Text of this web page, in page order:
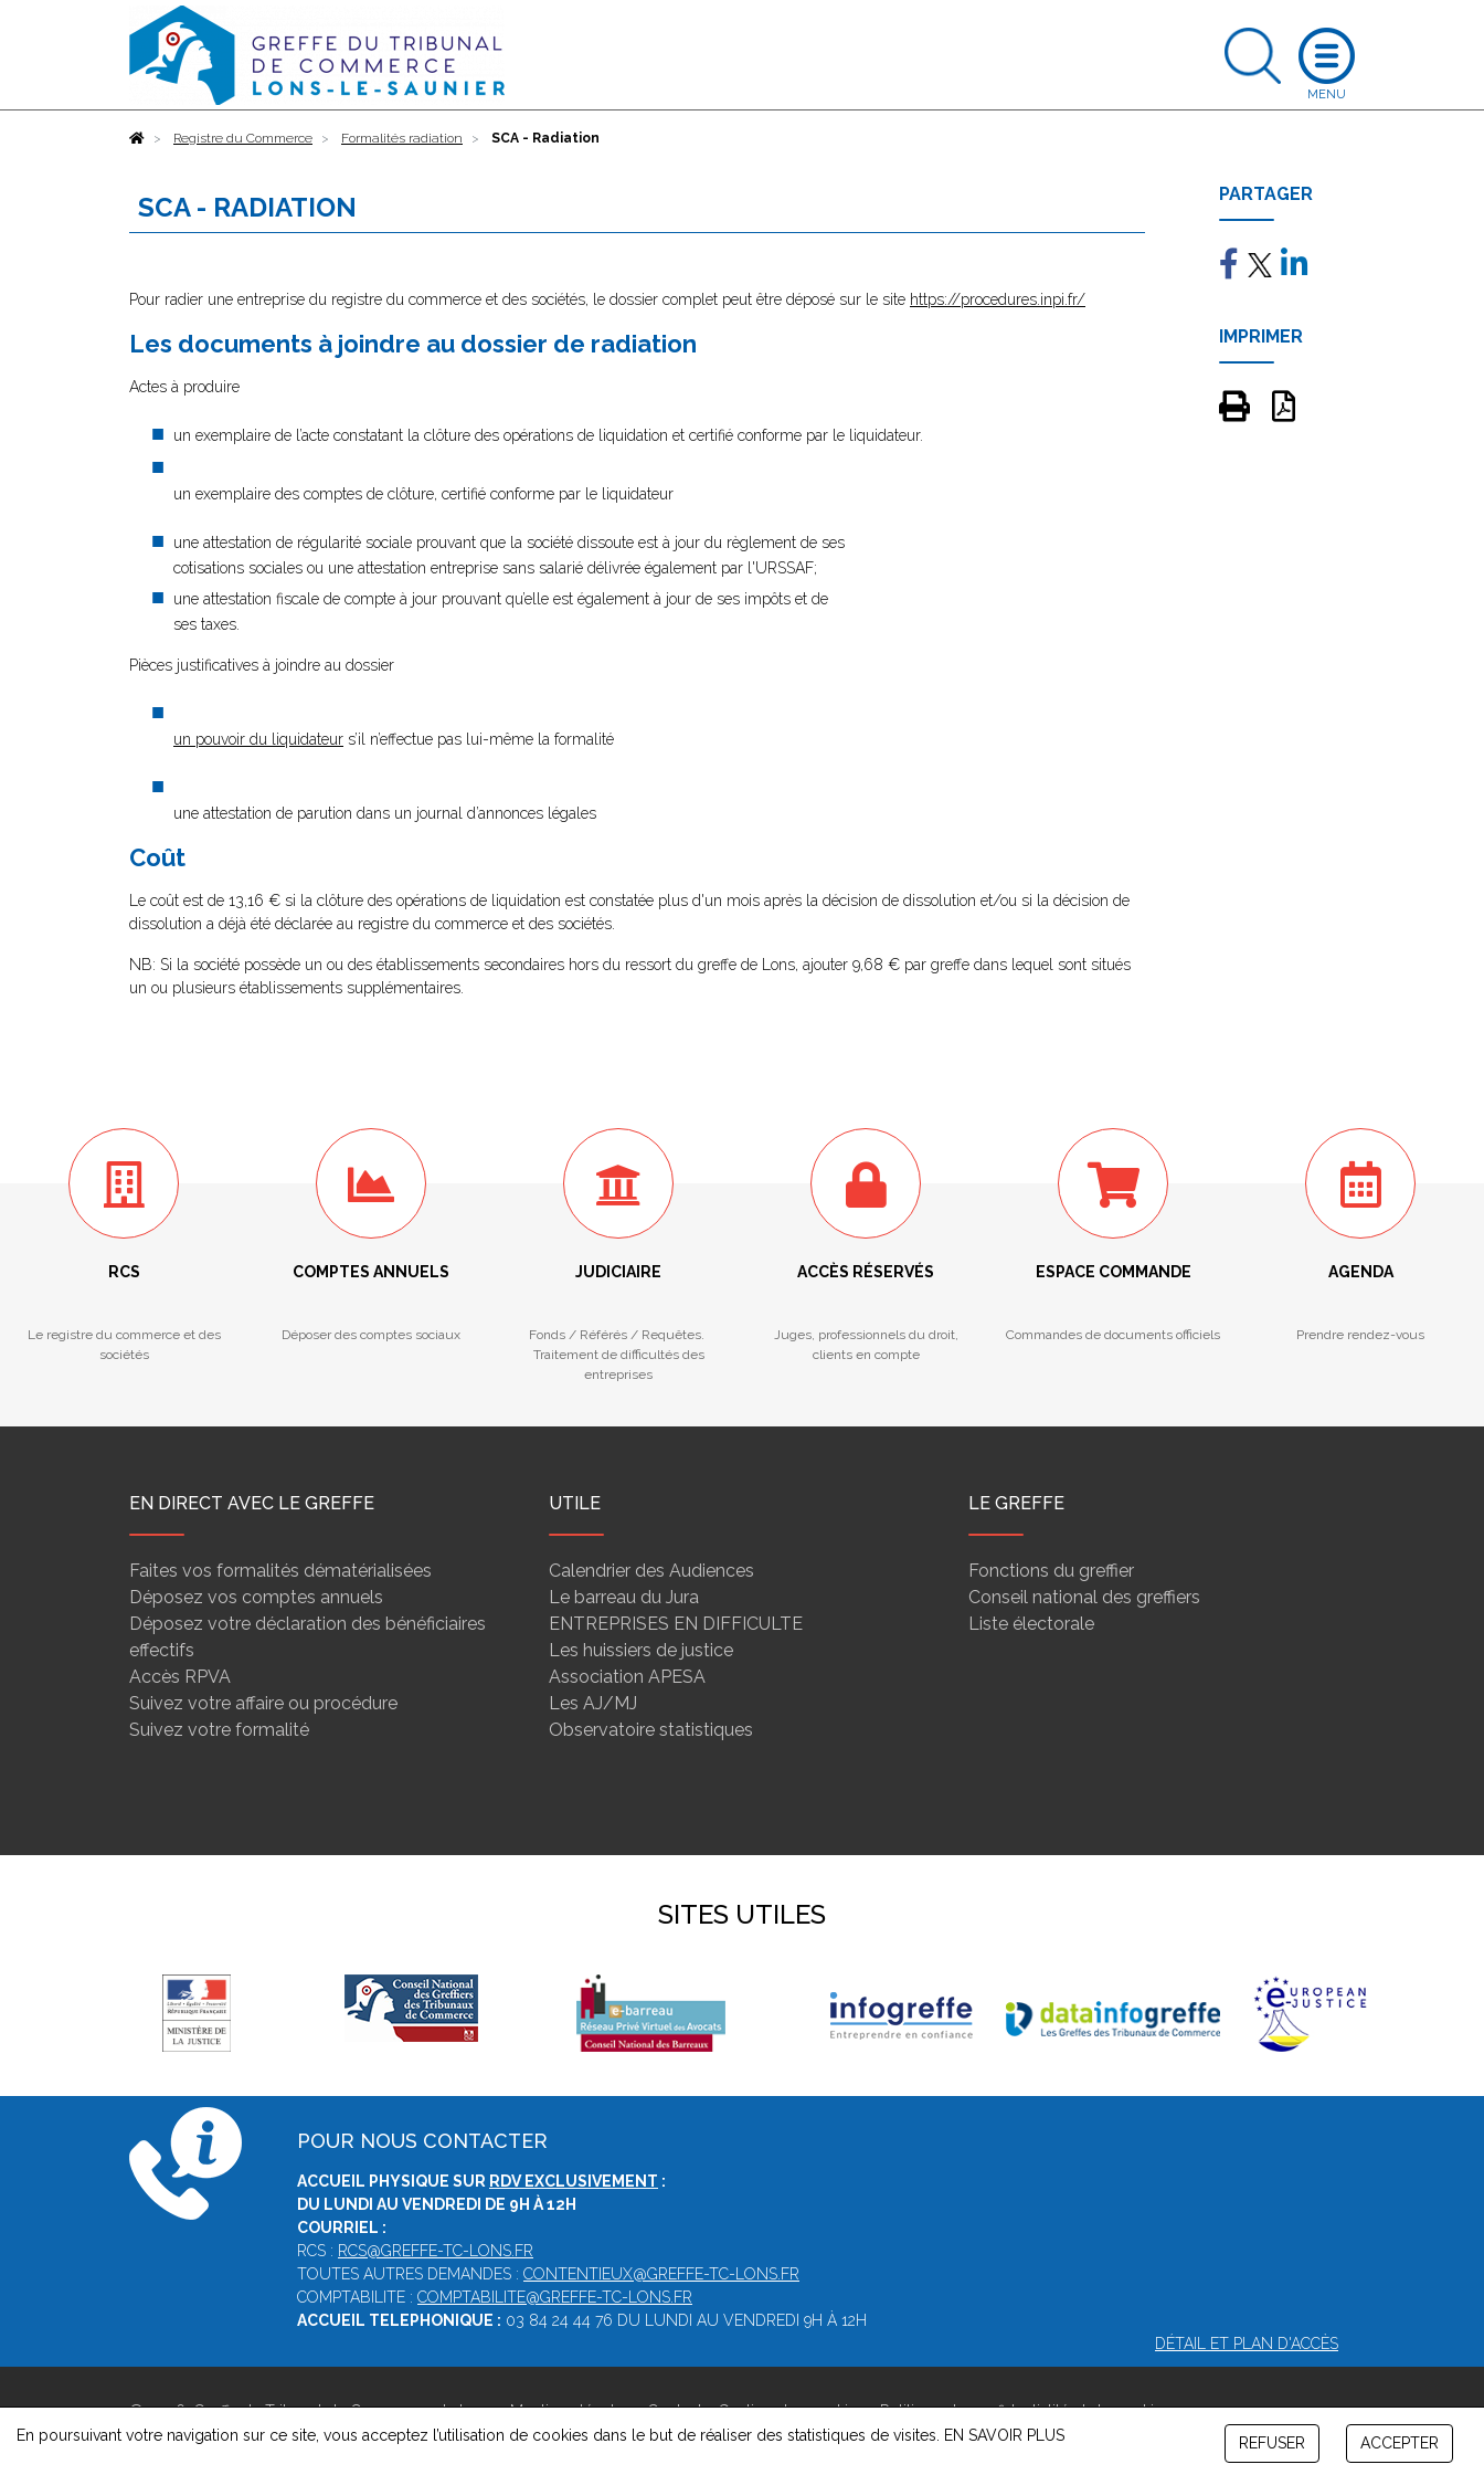
AccueilRegistre du Commerce Formalités radiation SCA - Radiation
SCA - RADIATION
Pour radier une entreprise du registre du commerce et des sociétés, le dossier complet peut être déposé sur le site https://procedures.inpi.fr/
Les documents à joindre au dossier de radiation
Actes à produire
un exemplaire de l’acte constatant la clôture des opérations de liquidation et certifié conforme par le liquidateur.
un exemplaire des comptes de clôture, certifié conforme par le liquidateur
une attestation de régularité sociale prouvant que la société dissoute est à jour du règlement de ses
cotisations sociales ou une attestation entreprise sans salarié délivrée également par l'URSSAF;
une attestation fiscale de compte à jour prouvant qu’elle est également à jour de ses impôts et de
ses taxes.
Pièces justificatives à joindre au dossier
un pouvoir du liquidateur s’il n’effectue pas lui-même la formalité
une attestation de parution dans un journal d’annonces légales
Coût
Le coût est de 13,16 € si la clôture des opérations de liquidation est constatée plus d'un mois après la décision de dissolution et/ou si la décision de
dissolution a déjà été déclarée au registre du commerce et des sociétés.
NB: Si la société possède un ou des établissements secondaires hors du ressort du greffe de Lons, ajouter 9,68 € par greffe dans lequel sont situés
un ou plusieurs établissements supplémentaires.
PARTAGER
IMPRIMER
RCS
Le registre du commerce et des
sociétés
COMPTES ANNUELS
Déposer des comptes sociaux
JUDICIAIRE
Fonds / Référés / Requêtes.
Traitement de difficultés des
entreprises
ACCÈS RÉSERVÉS
Juges, professionnels du droit,
clients en compte
ESPACE COMMANDE
Commandes de documents officiels
AGENDA
Prendre rendez-vous
EN DIRECT AVEC LE GREFFE
Faites vos formalités dématérialisées
Déposez vos comptes annuels
Déposez votre déclaration des bénéficiaires
effectifs
Accès RPVA
Suivez votre affaire ou procédure
Suivez votre formalité
UTILE
Calendrier des Audiences
Le barreau du Jura
ENTREPRISES EN DIFFICULTE
Les huissiers de justice
Association APESA
Les AJ/MJ
Observatoire statistiques
LE GREFFE
Fonctions du greffier
Conseil national des greffiers
Liste électorale
SITES UTILES
POUR NOUS CONTACTER
ACCUEIL PHYSIQUE SUR RDV EXCLUSIVEMENT :
DU LUNDI AU VENDREDI DE 9H À 12H
COURRIEL :
RCS : RCS@GREFFE-TC-LONS.FR
TOUTES AUTRES DEMANDES : CONTENTIEUX@GREFFE-TC-LONS.FR
COMPTABILITE : COMPTABILITE@GREFFE-TC-LONS.FR
ACCUEIL TELEPHONIQUE : 03 84 24 44 76 DU LUNDI AU VENDREDI 9H À 12H
DÉTAIL ET PLAN D'ACCÈS
© 2026, Greffe du Tribunal de Commerce de Lons -Mentions légales-Contact-Gestion des cookies-Politique de confidentialité et de cookies
Version : 1.8.1
En poursuivant votre navigation sur ce site, vous acceptez l’utilisation de cookies dans le but de réaliser des statistiques de visites. EN SAVOIR PLUS REFUSER ACCEPTER